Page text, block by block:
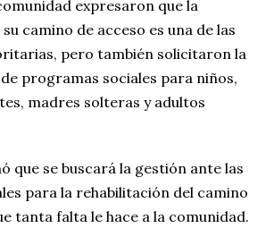
expresaron que la
camino de acceso es una de las
pero también solicitaron la
programas sociales para niños,
madres solteras y adultos
que se buscará la gestión ante las
para la rehabilitación del camino
tanta falta le hace a la comunidad.